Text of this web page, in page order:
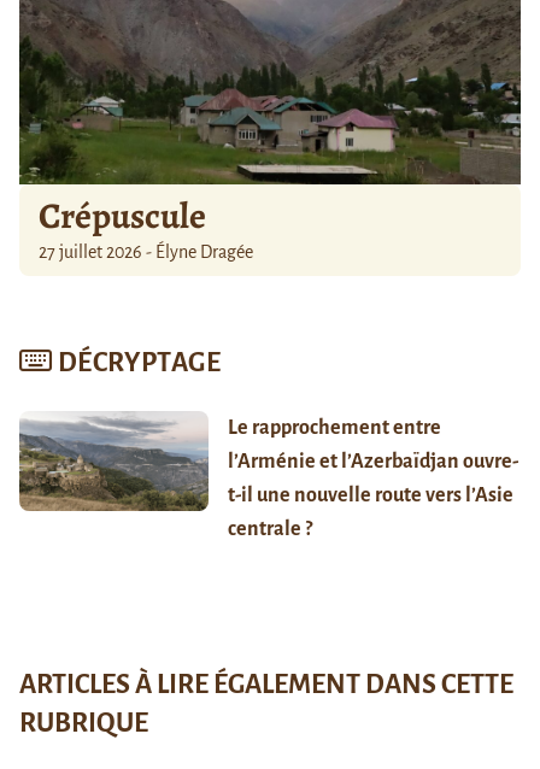
Crépuscule
27 juillet 2026 - Élyne Dragée
DÉCRYPTAGE
Le rapprochement entre
l’Arménie et l’Azerbaïdjan ouvre-
t-il une nouvelle route vers l’Asie
centrale ?
ARTICLES À LIRE ÉGALEMENT DANS CETTE
RUBRIQUE